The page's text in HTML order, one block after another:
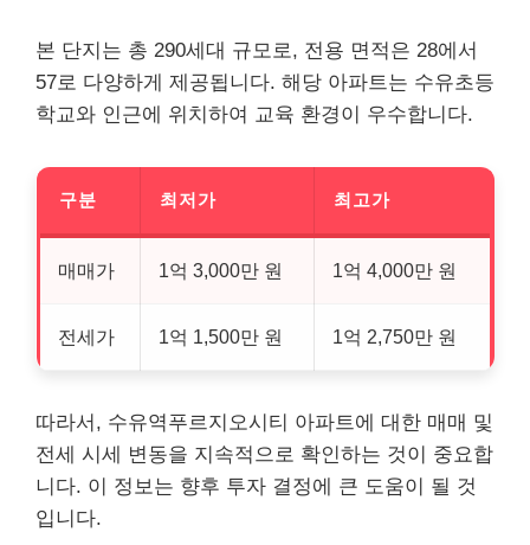
본 단지는 총 290세대 규모로, 전용 면적은 28에서
57로 다양하게 제공됩니다. 해당 아파트는 수유초등
학교와 인근에 위치하여 교육 환경이 우수합니다.
구분 최저가 최고가
매매가 1억 3,000만 원 1억 4,000만 원
전세가 1억 1,500만 원 1억 2,750만 원
따라서, 수유역푸르지오시티 아파트에 대한 매매 및
전세 시세 변동을 지속적으로 확인하는 것이 중요합
니다. 이 정보는 향후 투자 결정에 큰 도움이 될 것
입니다.